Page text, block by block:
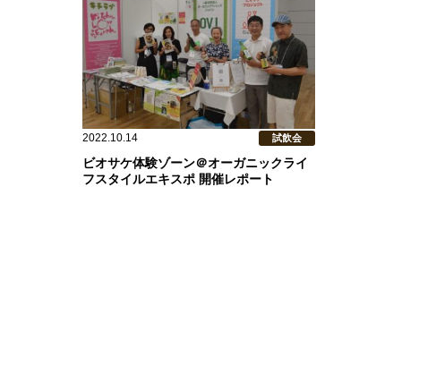
2022.10.14 試飲会
ビオサケ体験ゾーン＠オーガニックライ
フスタイルエキスポ 開催レポート